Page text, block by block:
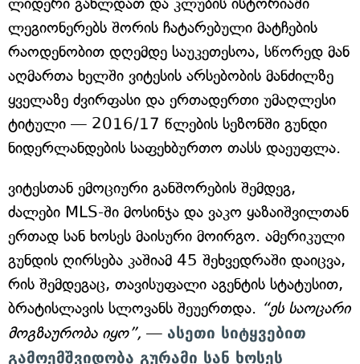
ლეგიონერებს შორის ჩატარებული მატჩების
რაოდენობით დღემდე საუკეთესოა, სწორედ მან
აღმართა ხელში ვიტესის არსებობის მანძილზე
ყველაზე ძვირფასი და ერთადერთი უმაღლესი
ტიტული — 2016/17 წლების სეზონში გუნდი
ნიდერლანდების საფეხბურთო თასს დაეუფლა.
ვიტესთან ემოციური განშორების შემდეგ,
ძალები MLS-ში მოსინჯა და ვაკო ყაზაიშვილთან
ერთად სან ხოსეს მაისური მოირგო. ამერიკული
გუნდის ღირსება კაშიამ 45 შეხვედრაში დაიცვა,
რის შემდეგაც, თავისუფალი აგენტის სტატუსით,
ბრატისლავის სლოვანს შეუერთდა. “ეს საოცარი
მოგზაურობა იყო”, — ასეთი სიტყვებით
გამოემშვიდობა გურამი სან ხოსეს